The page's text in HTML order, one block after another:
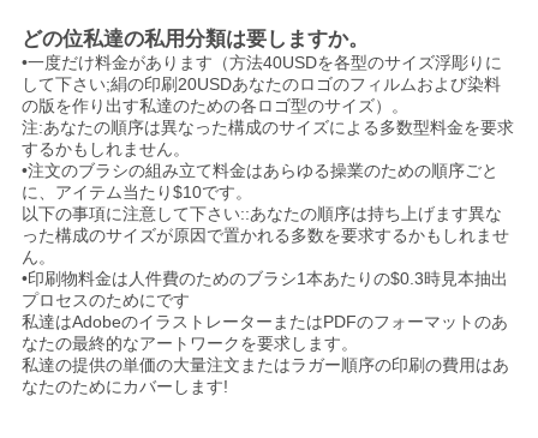
どの位私達の私用分類は要しますか。
•一度だけ料金があります（方法40USDを各型のサイズ浮彫りに
して下さい;絹の印刷20USDあなたのロゴのフィルムおよび染料
の版を作り出す私達のための各ロゴ型のサイズ）。
注:あなたの順序は異なった構成のサイズによる多数型料金を要求
するかもしれません。
•注文のブラシの組み立て料金はあらゆる操業のための順序ごと
に、アイテム当たり$10です。
以下の事項に注意して下さい::あなたの順序は持ち上げます異な
った構成のサイズが原因で置かれる多数を要求するかもしれませ
ん。
•印刷物料金は人件費のためのブラシ1本あたりの$0.3時見本抽出
プロセスのためにです
私達はAdobeのイラストレーターまたはPDFのフォーマットのあ
なたの最終的なアートワークを要求します。
私達の提供の単価の大量注文またはラガー順序の印刷の費用はあ
なたのためにカバーします!